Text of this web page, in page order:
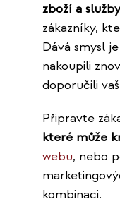
zboží a služby
zákazníky,
Dává smysl
nakoupili
doporučili
Připravte
které může
webu, nebo
kombinaci.